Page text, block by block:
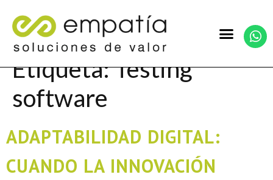
Etiqueta:Testing
software
ADAPTABILIDAD DIGITAL:
CUANDO LA INNOVACIÓN